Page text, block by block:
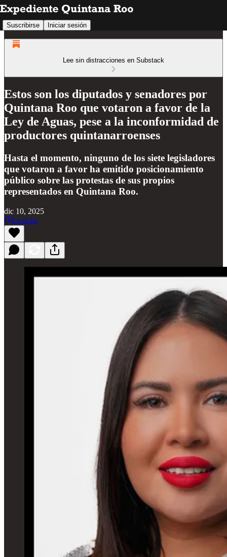
Suscribirse Iniciar sesión
Lee sin distracciones en Substack
Estos son los diputados y senadores por
Quintana Roo que votaron a favor de la
Ley de Aguas, pese a la inconformidad de
productores quintanarroenses
Hasta el momento, ninguno de los siete legisladores
que votaron a favor ha emitido posicionamiento
público sobre las protestas de sus propios
representados en Quintana Roo.
dic 10, 2025
Escucha